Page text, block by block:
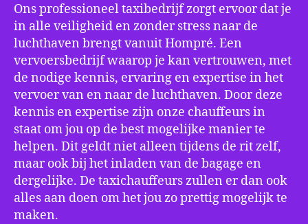
Ons professioneel taxibedrijf zorgt ervoor dat je
in alle veiligheid en zonder stress naar de
luchthaven brengt vanuit Hompré. Een
vervoersbedrijf waarop je kan vertrouwen, met
de nodige kennis, ervaring en expertise in het
vervoer van en naar de luchthaven. Door deze
kennis en expertise zijn onze chauffeurs in
staat om jou op de best mogelijke manier te
helpen. Dit geldt niet alleen tijdens de rit zelf,
maar ook bij het inladen van de bagage en
dergelijke. De taxichauffeurs zullen er dan ook
alles aan doen om het jou zo prettig mogelijk te
maken.